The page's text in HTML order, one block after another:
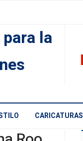
la
CARICATURAS